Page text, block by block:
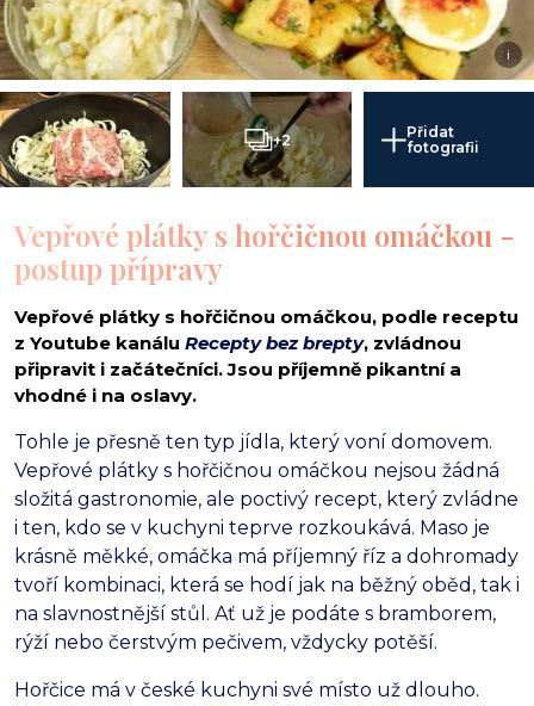
i
+2
Přidat
fotografii
Vepřové plátky s hořčičnou omáčkou -
postup přípravy
Vepřové plátky s hořčičnou omáčkou, podle receptu
z Youtube kanálu Recepty bez brepty, zvládnou
připravit i začátečníci. Jsou příjemně pikantní a
vhodné i na oslavy.
Tohle je přesně ten typ jídla, který voní domovem.
Vepřové plátky s hořčičnou omáčkou nejsou žádná
složitá gastronomie, ale poctivý recept, který zvládne
i ten, kdo se v kuchyni teprve rozkoukává. Maso je
krásně měkké, omáčka má příjemný říz a dohromady
tvoří kombinaci, která se hodí jak na běžný oběd, tak i
na slavnostnější stůl. Ať už je podáte s bramborem,
rýží nebo čerstvým pečivem, vždycky potěší.
Hořčice má v české kuchyni své místo už dlouho.